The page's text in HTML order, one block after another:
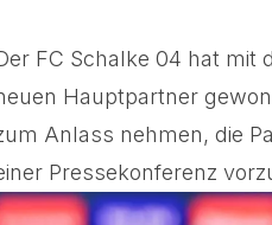
FC Schalke 04 hat mit
Hauptpartner
Anlass nehmen, die
Pressekonferenz